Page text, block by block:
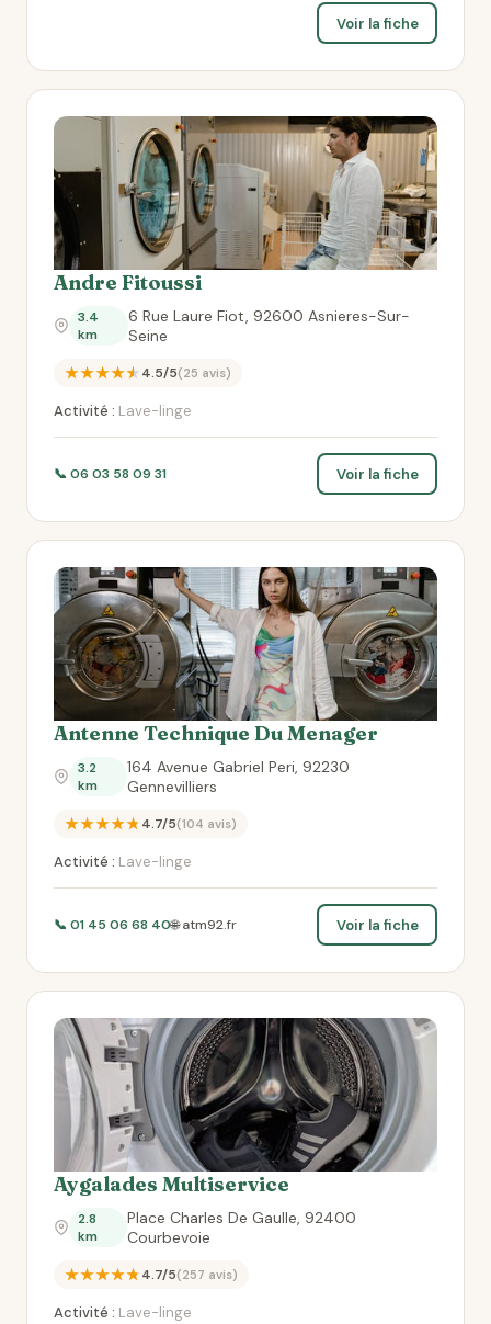
Voir la fiche
Andre Fitoussi
3.4
km
6 Rue Laure Fiot, 92600 Asnieres-Sur-
Seine
★★★★★4.5/5(25 avis)
Activité : Lave-linge
📞 06 03 58 09 31 Voir la fiche
Antenne Technique Du Menager
3.2
km
164 Avenue Gabriel Peri, 92230
Gennevilliers
★★★★★4.7/5(104 avis)
Activité : Lave-linge
📞 01 45 06 68 40🌐 atm92.fr Voir la fiche
Aygalades Multiservice
2.8
km
Place Charles De Gaulle, 92400
Courbevoie
★★★★★4.7/5(257 avis)
Activité : Lave-linge